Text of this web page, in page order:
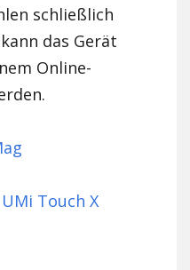
schließlich
das Gerät
Online-
UMi Touch X